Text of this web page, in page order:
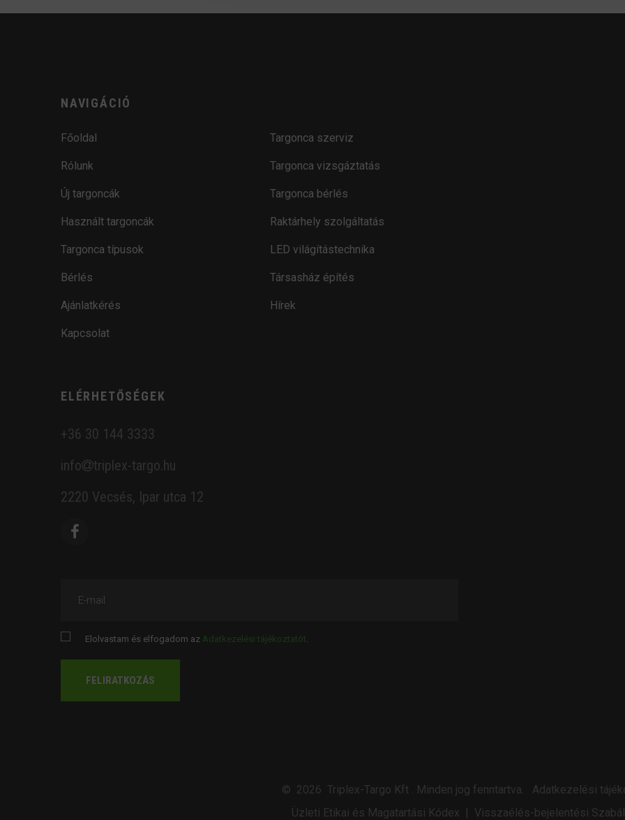
NAVIGÁCIÓ
Főoldal
Rólunk
Új targoncák
Használt targoncák
Targonca típusok
Bérlés
Ajánlatkérés
Kapcsolat
Targonca szerviz
Targonca vizsgáztatás
Targonca bérlés
Raktárhely szolgáltatás
LED világítástechnika
Társasház építés
Hírek
ELÉRHETŐSÉGEK
+36 30 144 3333
info
triplex-targo.hu
2220 Vecsés, Ipar utca 12
E-mail
Elolvastam és elfogadom az Adatkezelési tájékoztatót.
FELIRATKOZÁS
© 2026 Triplex-Targo Kft . Minden jog fenntartva.
Adatkezelési
Üzleti Etikai és Magatartási Kódex | Visszaélés-bejelentési